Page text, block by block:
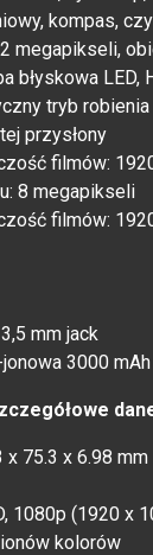
kompas,
megapikseli,
błyskowa LED,
tryb
przysłony
filmów:
8 megapikseli
filmów:
mm jack
3000 mAh
x 75.3 x 6.98 mm
1080p (1920 x
kolorów